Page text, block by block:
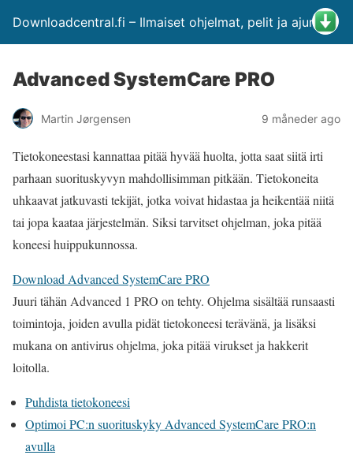
Downloadcentral.fi – Ilmaiset ohjelmat, pelit ja ajurit
Advanced SystemCare PRO
Martin Jørgensen 9 måneder ago
Tietokoneestasi kannattaa pitää hyvää huolta, jotta saat siitä irti
parhaan suorituskyvyn mahdollisimman pitkään. Tietokoneita
uhkaavat jatkuvasti tekijät, jotka voivat hidastaa ja heikentää niitä
tai jopa kaataa järjestelmän. Siksi tarvitset ohjelman, joka pitää
koneesi huippukunnossa.
Download Advanced SystemCare PRO
Juuri tähän Advanced 1 PRO on tehty. Ohjelma sisältää runsaasti
toimintoja, joiden avulla pidät tietokoneesi terävänä, ja lisäksi
mukana on antivirus ohjelma, joka pitää virukset ja hakkerit
loitolla.
Puhdista tietokoneesi
Optimoi PC:n suorituskyky Advanced SystemCare PRO:n
avulla